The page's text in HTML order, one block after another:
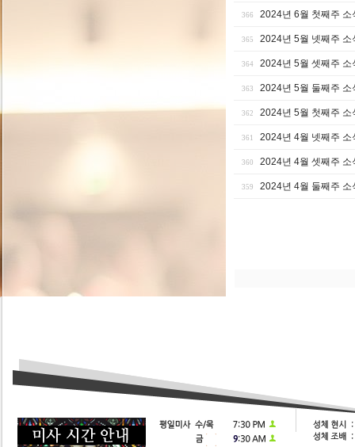
366 2024년 6월 첫째주 소
365 2024년 5월 넷째주 소
364 2024년 5월 셋째주 소
363 2024년 5월 둘째주 소
362 2024년 5월 첫째주 소
361 2024년 4월 넷째주 소
360 2024년 4월 셋째주 소
359 2024년 4월 둘째주 소